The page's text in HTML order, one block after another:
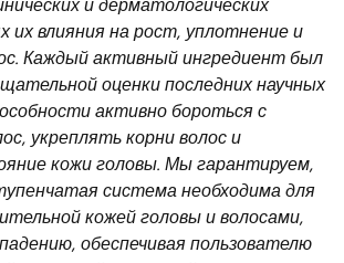
и дерматологических
их влияния на рост, уплотнение и
Каждый активный ингредиент был
оценки последних научных
активно бороться с
укреплять корни волос и
кожи головы. Мы гарантируем,
система необходима для
кожей головы и волосами,
обеспечивая пользователю